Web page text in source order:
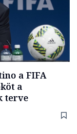
a FIFA
a
terve